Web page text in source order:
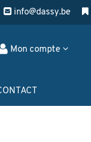
info@dassy.be
Mon compte